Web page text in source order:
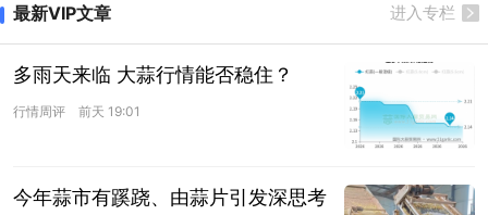
进入专栏
最新VIP文章
多雨天来临 大蒜行情能否稳住？
行情周评 前天 19:01
今年蒜市有蹊跷、由蒜片引发深思考